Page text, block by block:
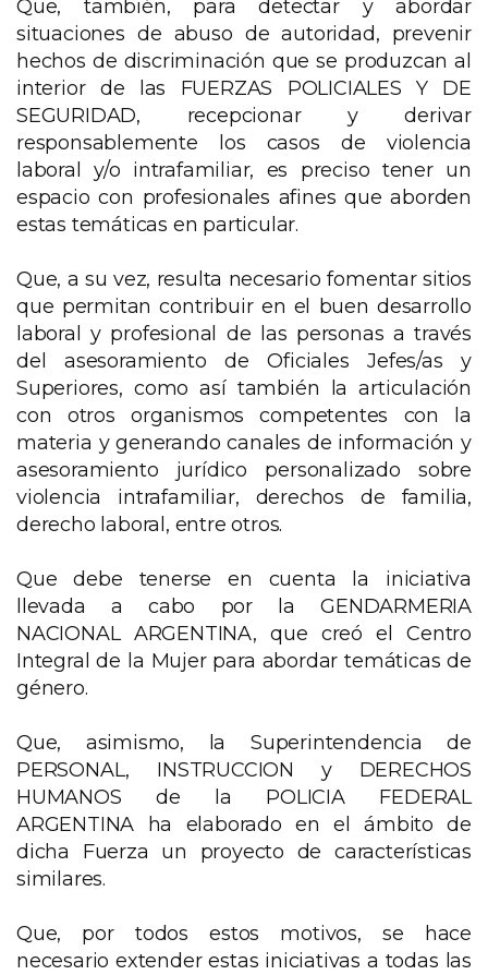
Que, también, para detectar y abordar
situaciones de abuso de autoridad, prevenir
hechos de discriminación que se produzcan al
interior de las FUERZAS POLICIALES Y DE
SEGURIDAD, recepcionar y derivar
responsablemente los casos de violencia
laboral y/o intrafamiliar, es preciso tener un
espacio con profesionales afines que aborden
estas temáticas en particular.
Que, a su vez, resulta necesario fomentar sitios
que permitan contribuir en el buen desarrollo
laboral y profesional de las personas a través
del asesoramiento de Oficiales Jefes/as y
Superiores, como así también la articulación
con otros organismos competentes con la
materia y generando canales de información y
asesoramiento jurídico personalizado sobre
violencia intrafamiliar, derechos de familia,
derecho laboral, entre otros.
Que debe tenerse en cuenta la iniciativa
llevada a cabo por la GENDARMERIA
NACIONAL ARGENTINA, que creó el Centro
Integral de la Mujer para abordar temáticas de
género.
Que, asimismo, la Superintendencia de
PERSONAL, INSTRUCCION y DERECHOS
HUMANOS de la POLICIA FEDERAL
ARGENTINA ha elaborado en el ámbito de
dicha Fuerza un proyecto de características
similares.
Que, por todos estos motivos, se hace
necesario extender estas iniciativas a todas las